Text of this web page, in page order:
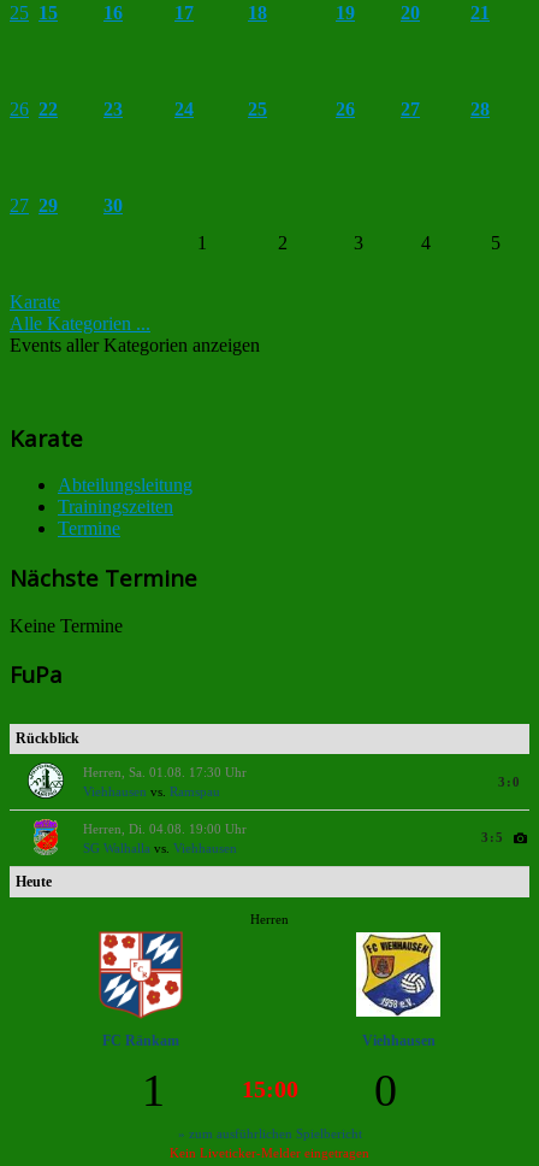
25 15 16 17 18 19 20 21
26 22 23 24 25 26 27 28
27 29
30
1
2 3 4 5
Karate
Alle Kategorien ...
Events aller Kategorien anzeigen
Karate
Abteilungsleitung
Trainingszeiten
Termine
Nächste Termine
Keine Termine
FuPa
Rückblick
Herren, Sa. 01.08. 17:30 Uhr
Viehhausen vs. Ramspau
3:0
Herren, Di. 04.08. 19:00 Uhr
SG Walhalla vs. Viehhausen
3:5
Heute
Herren
FC Ränkam Viehhausen
1 15:00 0
» zum ausführlichen Spielbericht
Kein Liveticker-Melder eingetragen